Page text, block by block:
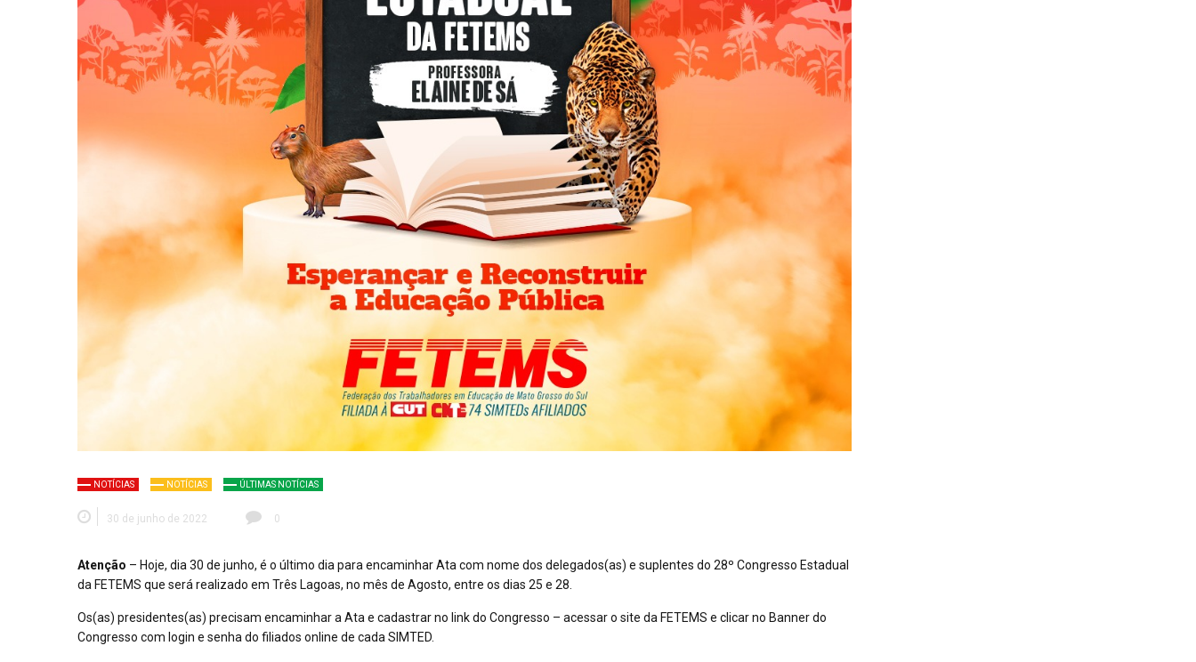
NOTÍCIAS NOTÍCIAS ÚLTIMAS NOTÍCIAS
30 de junho de 2022 0
Atenção – Hoje, dia 30 de junho, é o último dia para encaminhar Ata com nome dos delegados(as) e suplentes do 28º Congresso Estadual
da FETEMS que será realizado em Três Lagoas, no mês de Agosto, entre os dias 25 e 28.
Os(as) presidentes(as) precisam encaminhar a Ata e cadastrar no link do Congresso – acessar o site da FETEMS e clicar no Banner do
Congresso com login e senha do filiados online de cada SIMTED.